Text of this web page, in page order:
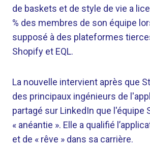
de baskets et de style de vie a
% des membres de son équipe
supposé à des plateformes
Shopify et EQL.
La nouvelle intervient après que
des principaux ingénieurs de
partagé sur LinkedIn que l'équipe
« anéantie ». Elle a qualifié
et de « rêve » dans sa carrière.